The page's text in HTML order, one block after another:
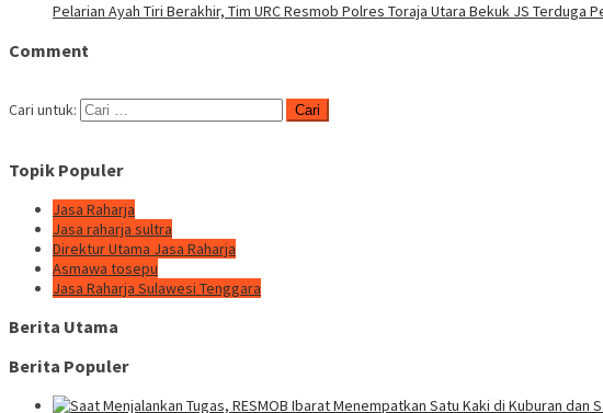
Pelarian Ayah Tiri Berakhir, Tim URC Resmob Polres Toraja Utara Bekuk JS Terduga
Comment
Cari untuk:
Topik Populer
Jasa Raharja
Jasa raharja sultra
Direktur Utama Jasa Raharja
Asmawa tosepu
Jasa Raharja Sulawesi Tenggara
Berita Utama
Berita Populer